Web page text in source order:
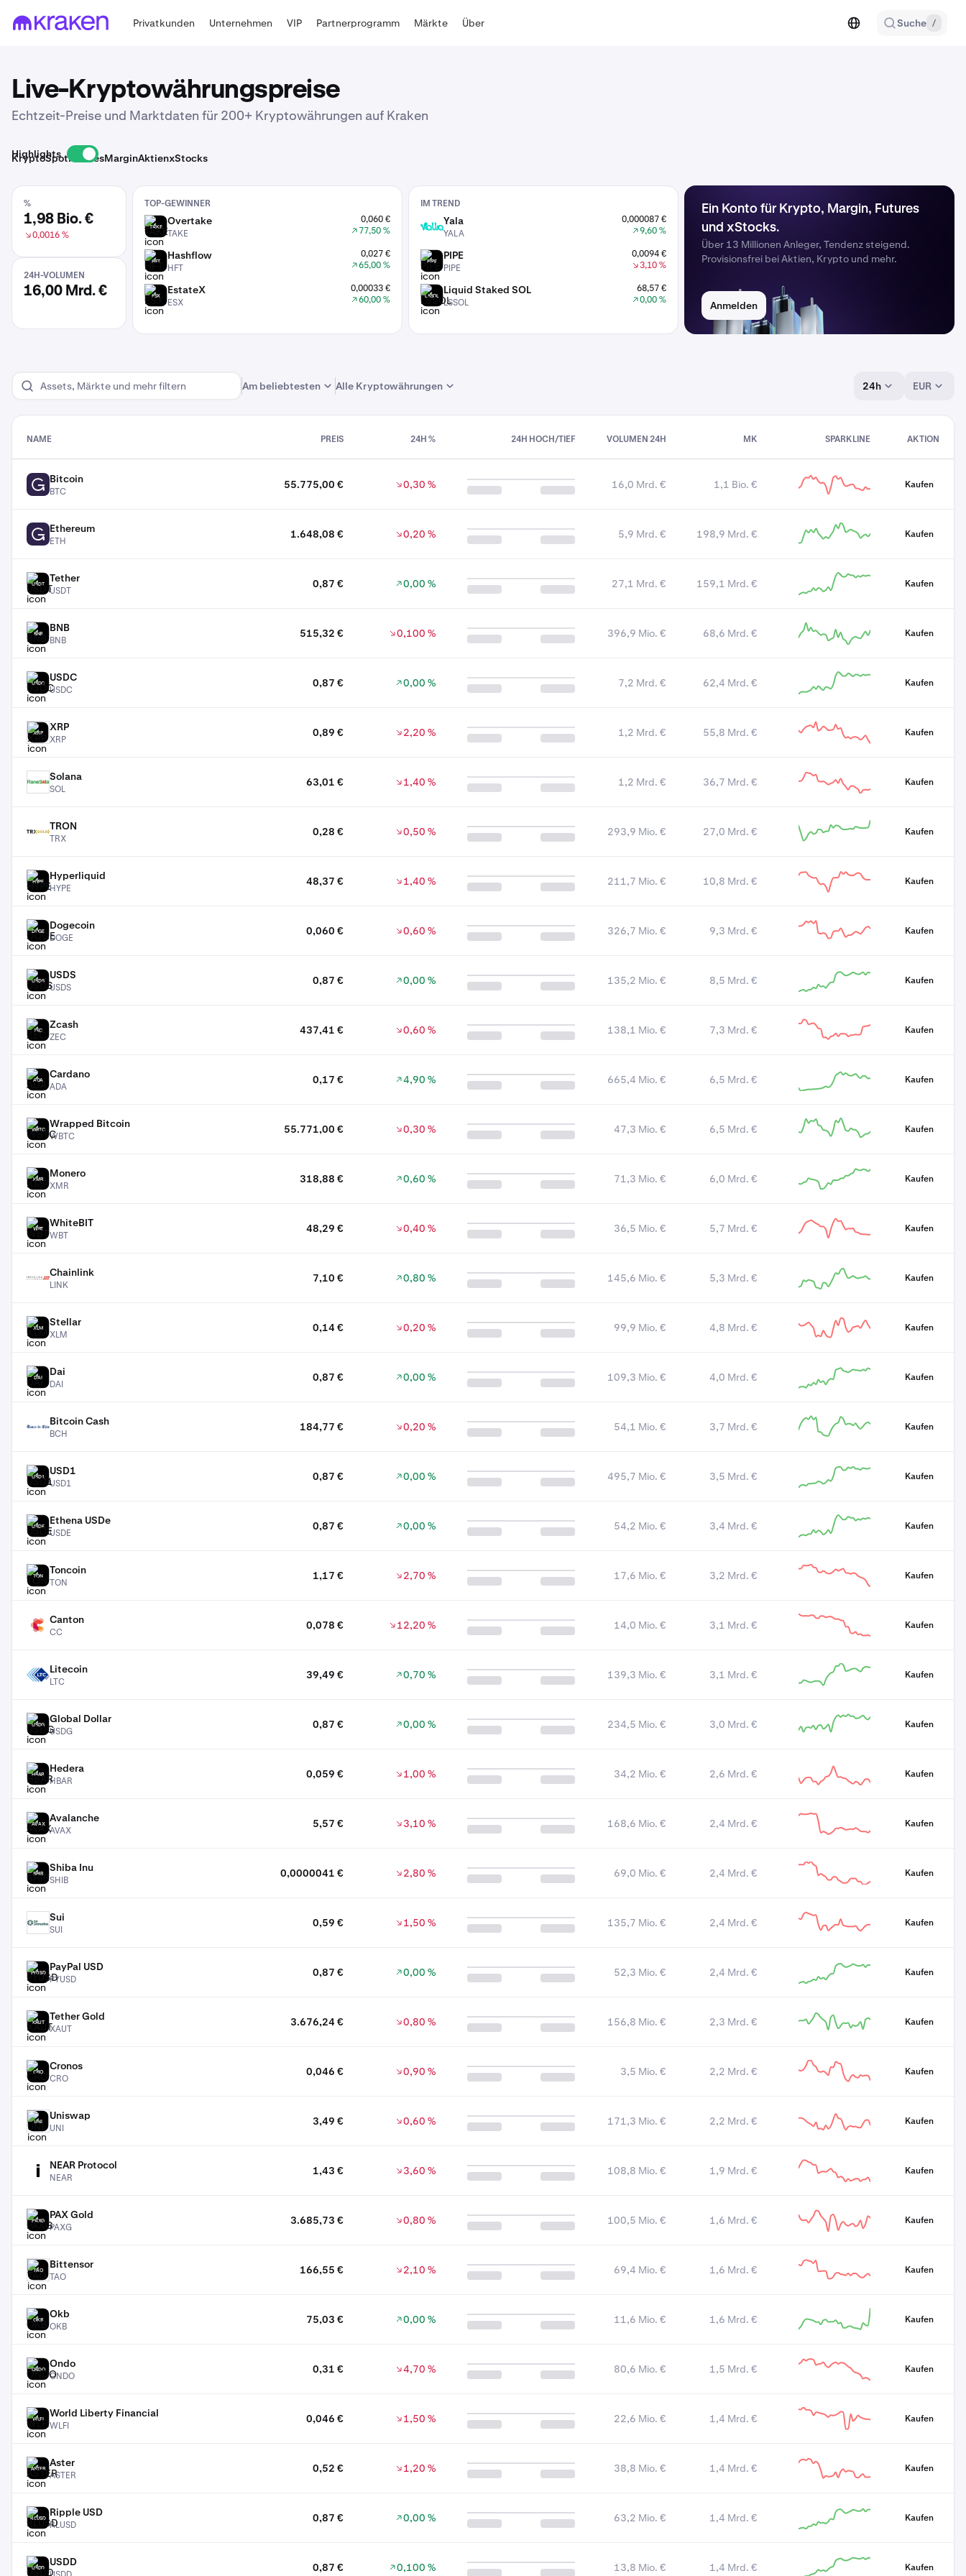
Privatkunden Unternehmen VIP Partnerprogramm Märkte Über Suche /
Live-Kryptowährungspreise
Echtzeit-Preise und Marktdaten für 200+ Kryptowährungen auf Kraken
KryptoSpotFuturesMarginAktienxStocks
Highlights
%
1,98 Bio. €
0,0016 %
24H-VOLUMEN
16,00 Mrd. €
TOP-GEWINNER
TAKE Overtake
TAKE
0,060 €
77,50 %
HFT Hashflow
HFT
0,027 €
65,00 %
ESX EstateX
ESX
0,00033 €
60,00 %
IM TREND
YALA Yala
YALA
0,000087 €
9,60 %
PIPE PIPE
PIPE
0,0094 €
3,10 %
LSSOL Liquid Staked SOL
LSSOL
68,57 €
0,00 %
Ein Konto für Krypto, Margin, Futures
und xStocks.
Über 13 Millionen Anleger, Tendenz steigend.
Provisionsfrei bei Aktien, Krypto und mehr.
Anmelden
Am beliebtesten Alle Kryptowährungen 24h EUR
NAME PREIS 24H % 24H HOCH/TIEF VOLUMEN 24H MK SPARKLINE AKTION
BTC Bitcoin
BTC
55.775,00 € 0,30 % 16,0 Mrd. € 1,1 Bio. € Kaufen
ETH Ethereum
ETH
1.648,08 € 0,20 % 5,9 Mrd. € 198,9 Mrd. € Kaufen
USDT Tether
USDT
0,87 € 0,00 % 27,1 Mrd. € 159,1 Mrd. € Kaufen
BNB BNB
BNB
515,32 € 0,100 % 396,9 Mio. € 68,6 Mrd. € Kaufen
USDC USDC
USDC
0,87 € 0,00 % 7,2 Mrd. € 62,4 Mrd. € Kaufen
XRP XRP
XRP
0,89 € 2,20 % 1,2 Mrd. € 55,8 Mrd. € Kaufen
SOL Solana
SOL
63,01 € 1,40 % 1,2 Mrd. € 36,7 Mrd. € Kaufen
TRX TRON
TRX
0,28 € 0,50 % 293,9 Mio. € 27,0 Mrd. € Kaufen
HYPE Hyperliquid
HYPE
48,37 € 1,40 % 211,7 Mio. € 10,8 Mrd. € Kaufen
DOGE Dogecoin
DOGE
0,060 € 0,60 % 326,7 Mio. € 9,3 Mrd. € Kaufen
USDS USDS
USDS
0,87 € 0,00 % 135,2 Mio. € 8,5 Mrd. € Kaufen
ZEC Zcash
ZEC
437,41 € 0,60 % 138,1 Mio. € 7,3 Mrd. € Kaufen
ADA Cardano
ADA
0,17 € 4,90 % 665,4 Mio. € 6,5 Mrd. € Kaufen
WBTC Wrapped Bitcoin
WBTC
55.771,00 € 0,30 % 47,3 Mio. € 6,5 Mrd. € Kaufen
XMR Monero
XMR
318,88 € 0,60 % 71,3 Mio. € 6,0 Mrd. € Kaufen
WBT WhiteBIT
WBT
48,29 € 0,40 % 36,5 Mio. € 5,7 Mrd. € Kaufen
LINK Chainlink
LINK
7,10 € 0,80 % 145,6 Mio. € 5,3 Mrd. € Kaufen
XLM Stellar
XLM
0,14 € 0,20 % 99,9 Mio. € 4,8 Mrd. € Kaufen
DAI Dai
DAI
0,87 € 0,00 % 109,3 Mio. € 4,0 Mrd. € Kaufen
BCH Bitcoin Cash
BCH
184,77 € 0,20 % 54,1 Mio. € 3,7 Mrd. € Kaufen
USD1 USD1
USD1
0,87 € 0,00 % 495,7 Mio. € 3,5 Mrd. € Kaufen
USDE Ethena USDe
USDE
0,87 € 0,00 % 54,2 Mio. € 3,4 Mrd. € Kaufen
TON Toncoin
TON
1,17 € 2,70 % 17,6 Mio. € 3,2 Mrd. € Kaufen
CC Canton
CC
0,078 € 12,20 % 14,0 Mio. € 3,1 Mrd. € Kaufen
LTC Litecoin
LTC
39,49 € 0,70 % 139,3 Mio. € 3,1 Mrd. € Kaufen
USDG Global Dollar
USDG
0,87 € 0,00 % 234,5 Mio. € 3,0 Mrd. € Kaufen
HBAR Hedera
HBAR
0,059 € 1,00 % 34,2 Mio. € 2,6 Mrd. € Kaufen
AVAX Avalanche
AVAX
5,57 € 3,10 % 168,6 Mio. € 2,4 Mrd. € Kaufen
SHIB Shiba Inu
SHIB
0,0000041 € 2,80 % 69,0 Mio. € 2,4 Mrd. € Kaufen
SUI Sui
SUI
0,59 € 1,50 % 135,7 Mio. € 2,4 Mrd. € Kaufen
PYUSD PayPal USD
PYUSD
0,87 € 0,00 % 52,3 Mio. € 2,4 Mrd. € Kaufen
XAUT Tether Gold
XAUT
3.676,24 € 0,80 % 156,8 Mio. € 2,3 Mrd. € Kaufen
CRO Cronos
CRO
0,046 € 0,90 % 3,5 Mio. € 2,2 Mrd. € Kaufen
UNI Uniswap
UNI
3,49 € 0,60 % 171,3 Mio. € 2,2 Mrd. € Kaufen
NEAR Protocol
NEAR
1,43 € 3,60 % 108,8 Mio. € 1,9 Mrd. € Kaufen
PAXG PAX Gold
PAXG
3.685,73 € 0,80 % 100,5 Mio. € 1,6 Mrd. € Kaufen
TAO Bittensor
TAO
166,55 € 2,10 % 69,4 Mio. € 1,6 Mrd. € Kaufen
OKB Okb
OKB
75,03 € 0,00 % 11,6 Mio. € 1,6 Mrd. € Kaufen
ONDO Ondo
ONDO
0,31 € 4,70 % 80,6 Mio. € 1,5 Mrd. € Kaufen
WLFI World Liberty Financial
WLFI
0,046 € 1,50 % 22,6 Mio. € 1,4 Mrd. € Kaufen
ASTER Aster
ASTER
0,52 € 1,20 % 38,8 Mio. € 1,4 Mrd. € Kaufen
RLUSD Ripple USD
RLUSD
0,87 € 0,00 % 63,2 Mio. € 1,4 Mrd. € Kaufen
USDD USDD 0,87 € 0,100 % 13,8 Mio. € 1,4 Mrd. € Kaufen